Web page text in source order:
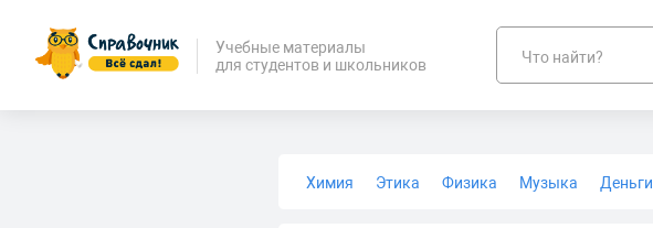
Учебные материалы
для студентов и школьников
Что найти?
Химия Этика Физика Музыка Деньги